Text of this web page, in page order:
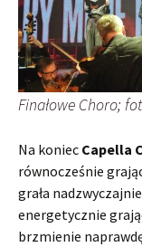
Finałowe Choro;
Na koniec Capella
równocześnie
grała
energetycznie
brzmienie